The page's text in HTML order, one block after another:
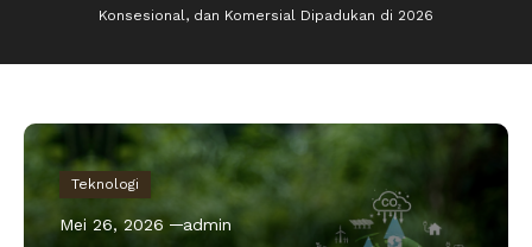
Konsesional, dan Komersial Dipadukan di 2026
Teknologi
Mei 26, 2026 admin